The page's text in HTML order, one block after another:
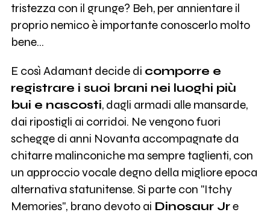
tristezza con il grunge? Beh, per annientare il
proprio nemico è importante conoscerlo molto
bene...
E così Adamant decide di comporre e
registrare i suoi brani nei luoghi più
bui e nascosti, dagli armadi alle mansarde,
dai ripostigli ai corridoi. Ne vengono fuori
schegge di anni Novanta accompagnate da
chitarre malinconiche ma sempre taglienti, con
un approccio vocale degno della migliore epoca
alternativa statunitense. Si parte con "Itchy
Memories", brano devoto ai Dinosaur Jre